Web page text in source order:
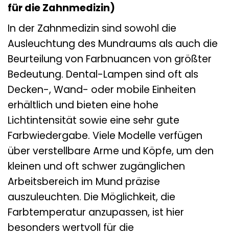
für die Zahnmedizin)
In der Zahnmedizin sind sowohl die
Ausleuchtung des Mundraums als auch die
Beurteilung von Farbnuancen von größter
Bedeutung. Dental-Lampen sind oft als
Decken-, Wand- oder mobile Einheiten
erhältlich und bieten eine hohe
Lichtintensität sowie eine sehr gute
Farbwiedergabe. Viele Modelle verfügen
über verstellbare Arme und Köpfe, um den
kleinen und oft schwer zugänglichen
Arbeitsbereich im Mund präzise
auszuleuchten. Die Möglichkeit, die
Farbtemperatur anzupassen, ist hier
besonders wertvoll für die